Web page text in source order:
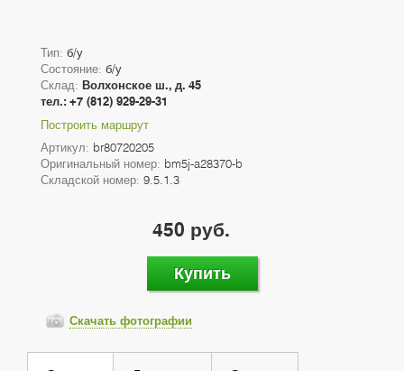
Тип: б/у
Состояние: б/у
Склад: Волхонское ш., д. 45
тел.: +7 (812) 929-29-31
Построить маршрут
Артикул: br80720205
Оригинальный номер: bm5j-a28370-b
Складской номер: 9.5.1.3
450 руб.
Купить
Скачать фотографии